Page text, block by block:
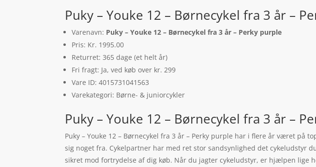
Puky – Youke 12 – Børnecykel fra 3 år –
Varenavn: Puky – Youke 12 – Børnecykel fra 3 år – Perky purple
Pris: Kr. 1995.00
Returret: 365 dage (et helt år)
Fri fragt: Ja, ved køb over kr. 299
Vare ID: 4015731041563
Varekategori: Børne- & juniorcykler
Puky – Youke 12 – Børnecykel fra 3 år –
Puky – Youke 12 – Børnecykel fra 3 år – Perky purple har i flere år været på
sig noget fra. Cykelpartner har med ret stor sandsynlighed det cykeludstyr
sikret mod fortrydelse af dig køb. Når du jagter cykeludstyr, er hjælpen lige